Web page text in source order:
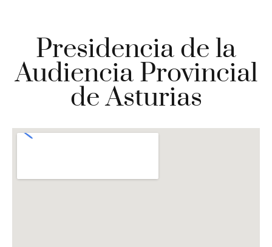
Presidencia de la
Audiencia Provincial
de Asturias